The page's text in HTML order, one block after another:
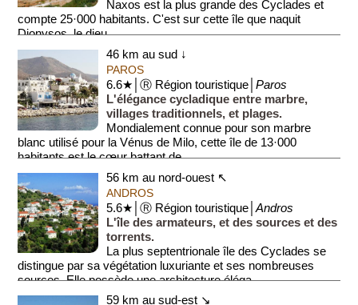
Naxos est la plus grande des Cyclades et
compte 25·000 habitants. C'est sur cette île que naquit
Dionysos, le dieu ...
46 km au sud ↓
PAROS
6.6★│Ⓡ Région touristique│Paros
L'élégance cycladique entre marbre,
villages traditionnels, et plages.
Mondialement connue pour son marbre
blanc utilisé pour la Vénus de Milo, cette île de 13·000
habitants est le cœur battant de...
56 km au nord-ouest ↖
ANDROS
5.6★│Ⓡ Région touristique│Andros
L'île des armateurs, et des sources et des
torrents.
La plus septentrionale île des Cyclades se
distingue par sa végétation luxuriante et ses nombreuses
sources. Elle possède une architecture éléga...
59 km au sud-est ↘